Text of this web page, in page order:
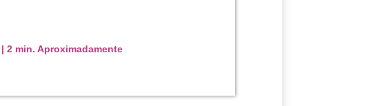
| 2 min. Aproximadamente